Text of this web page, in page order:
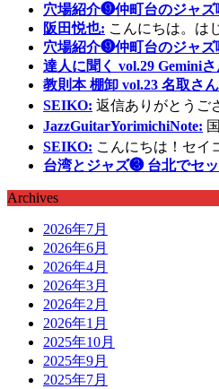
穴場紹介❾仲町台のジャズ
阪田悦也: こんにちは。は
穴場紹介❾仲町台のジャズ
達人に聞く vol.29 Gemini
教則本 棚卸 vol.23 名取さ
SEIKO: 返信ありがとうご
JazzGuitarYorimichiNote:
SEIKO: こんにちは！セイ
台湾とジャズ❸ 台北でセ
Archives
2026年7月
2026年6月
2026年4月
2026年3月
2026年2月
2026年1月
2025年10月
2025年9月
2025年7月